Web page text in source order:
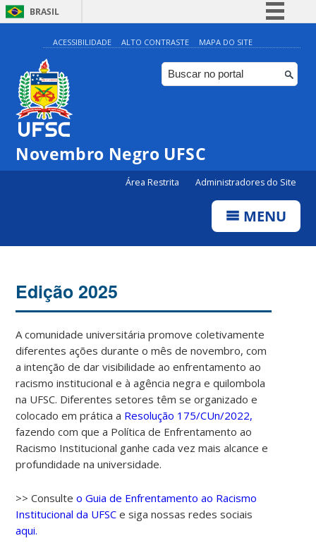
BRASIL
Simplifique!
Comunica BR
Participe
ACESSIBILIDADE ALTO CONTRASTE MAPA DO SITE
Novembro Negro UFSC
Área Restrita Administradores do Site
MENU
Edição 2025
A comunidade universitária promove coletivamente
diferentes ações durante o mês de novembro, com
a intenção de dar visibilidade ao enfrentamento ao
racismo institucional e à agência negra e quilombola
na UFSC. Diferentes setores têm se organizado e
colocado em prática a Resolução 175/CUn/2022,
fazendo com que a Política de Enfrentamento ao
Racismo Institucional ganhe cada vez mais alcance e
profundidade na universidade.
>> Consulteo Guia de Enfrentamento ao Racismo
Institucional da UFSC e siga nossas redes sociais
aqui.